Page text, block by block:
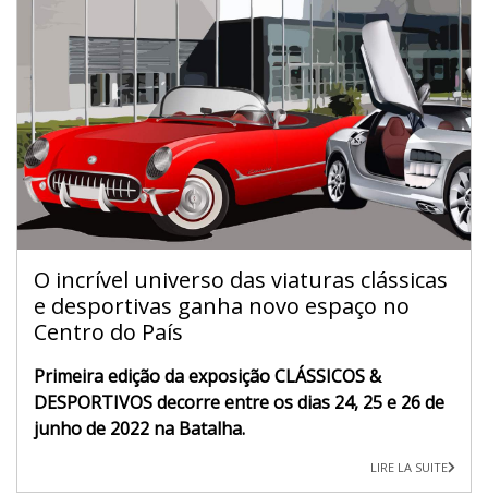
O incrível universo das viaturas clássicas
e desportivas ganha novo espaço no
Centro do País
Primeira edição da exposição CLÁSSICOS &
DESPORTIVOS decorre entre os dias 24, 25 e 26 de
junho de 2022 na Batalha.
LIRE LA SUITE